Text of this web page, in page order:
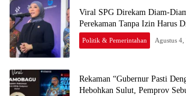
Viral SPG Direkam Diam-
Perekaman Tanpa Izin Harus
Politik & Pemerintahan Agustus 4,
Rekaman “Gubernur Pasti
Hebohkan Sulut, Pemprov